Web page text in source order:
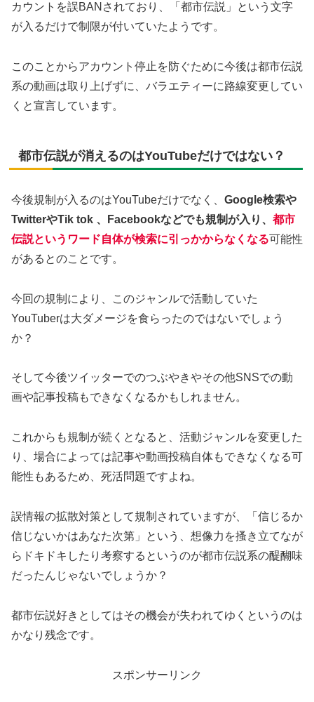
カウントを誤BANされており、「都市伝説」という文字
が入るだけで制限が付いていたようです。
このことからアカウント停止を防ぐために今後は都市伝説
系の動画は取り上げずに、バラエティーに路線変更してい
くと宣言しています。
都市伝説が消えるのはYouTubeだけではない？
今後規制が入るのはYouTubeだけでなく、 Google検索や
TwitterやTik tok 、Facebookなどでも規制が入り、 都市
伝説というワード自体が検索に引っかからなくなる可能性
があるとのことです。
今回の規制により、このジャンルで活動していた
YouTuberは大ダメージを食らったのではないでしょう
か？
そして今後ツイッターでのつぶやきやその他SNSでの動
画や記事投稿もできなくなるかもしれません。
これからも規制が続くとなると、活動ジャンルを変更した
り、場合によっては記事や動画投稿自体もできなくなる可
能性もあるため、死活問題ですよね。
誤情報の拡散対策として規制されていますが、「信じるか
信じないかはあなた次第」という、想像力を搔き立てなが
らドキドキしたり考察するというのが都市伝説系の醍醐味
だったんじゃないでしょうか？
都市伝説好きとしてはその機会が失われてゆくというのは
かなり残念です。
スポンサーリンク